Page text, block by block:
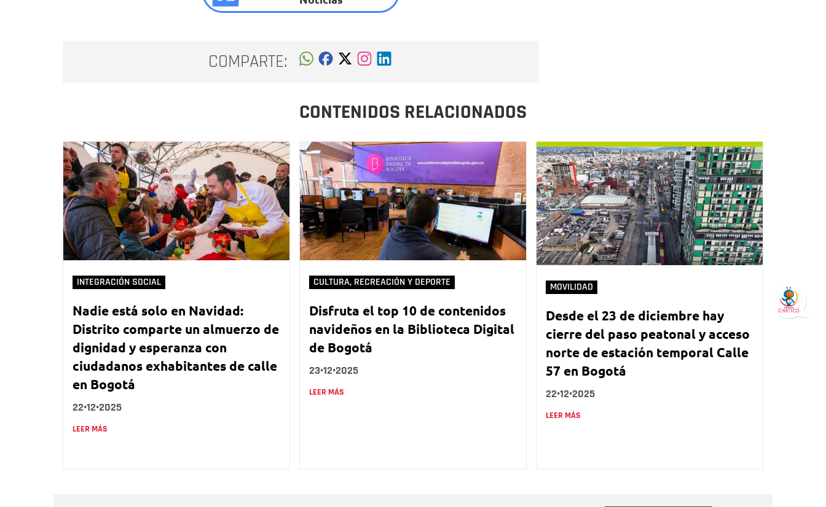
COMPARTE:
CONTENIDOS RELACIONADOS
INTEGRACIÓN SOCIAL
Nadie está solo en Navidad:
Distrito comparte un almuerzo de
dignidad y esperanza con
ciudadanos exhabitantes de calle
en Bogotá
22•12•2025
LEER MÁS
CULTURA, RECREACIÓN Y DEPORTE
Disfruta el top 10 de contenidos
navideños en la Biblioteca Digital
de Bogotá
23•12•2025
LEER MÁS
MOVILIDAD
Desde el 23 de diciembre hay
cierre del paso peatonal y acceso
norte de estación temporal Calle
57 en Bogotá
22•12•2025
LEER MÁS